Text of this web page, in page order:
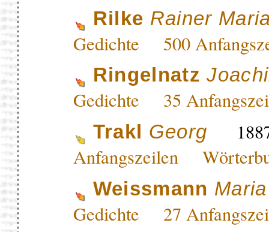
Rilke Rainer
Gedichte 500
Ringelnatz
Gedichte 35
Trakl Georg
Anfangszeilen
Weissmann
Gedichte 27